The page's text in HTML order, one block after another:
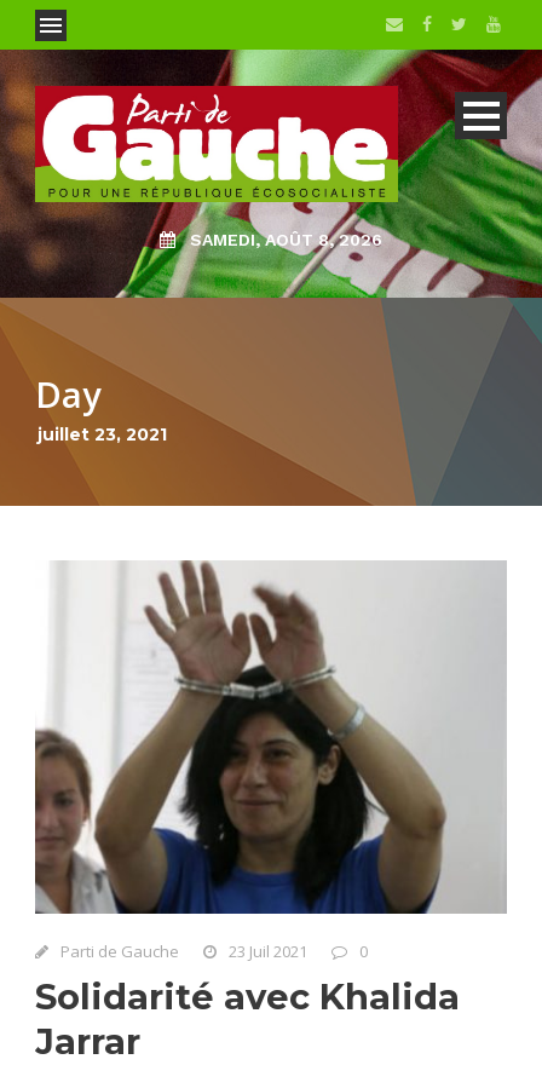
SAMEDI, AOÛT 8, 2026
Day
juillet 23, 2021
Parti de Gauche 23 Juil 2021 0
Solidarité avec Khalida
Jarrar